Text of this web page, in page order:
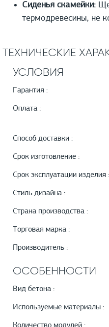
Сиденья скамейки:
термодревесины, не
ТЕХНИЧЕСКИЕ
УСЛОВИЯ
Гарантия :
Оплата :
Способ доставки :
Срок изготовление :
Срок эксплуатации изделия :
Стиль дизайна :
Страна производства :
Торговая марка :
Производитель :
ОСОБЕННОСТИ
Вид бетона :
Используемые материалы :